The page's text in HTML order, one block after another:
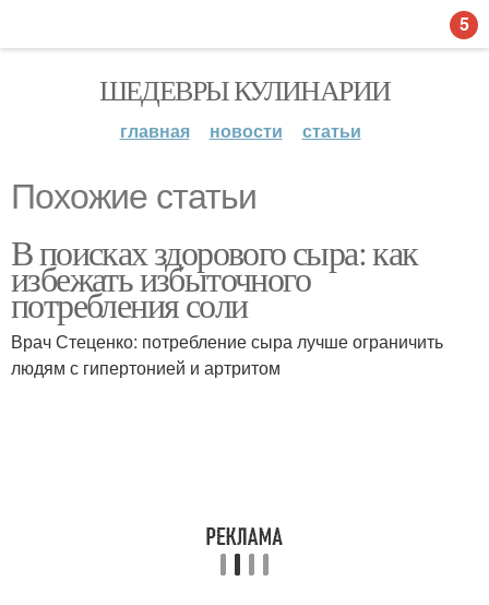
ШЕДЕВРЫ КУЛИНАРИИ
главная новости статьи
Похожие статьи
В поисках здорового сыра: как
избежать избыточного
потребления соли
Врач Стеценко: потребление сыра лучше ограничить
людям с гипертонией и артритом
5